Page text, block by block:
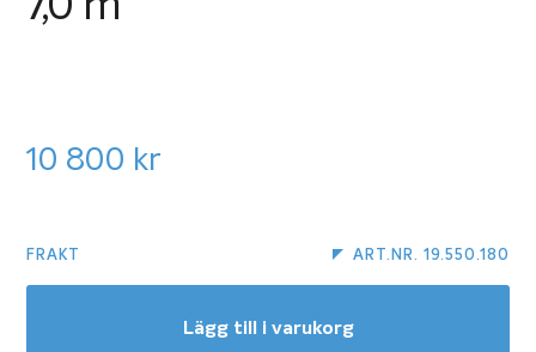
10 800 kr
FRAKT ART.NR. 19.550.180
Lägg till i varukorg